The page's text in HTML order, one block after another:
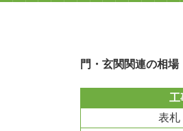
門・玄関関連の相場
工
表札